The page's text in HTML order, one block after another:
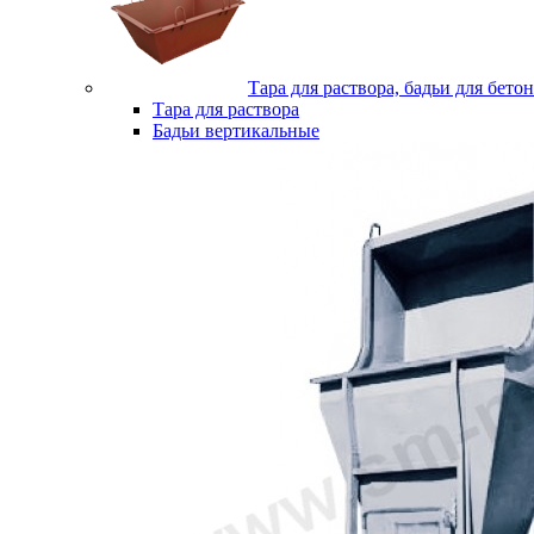
Тара для раствора, бадьи для
Тара для раствора
Бадьи вертикальные